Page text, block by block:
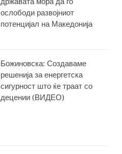
ослободи развојниот
потенцијал на Македонија
Божиновска: Создаваме
решенија за енергетска
сигурност што ќе траат со
децении (ВИДЕО)